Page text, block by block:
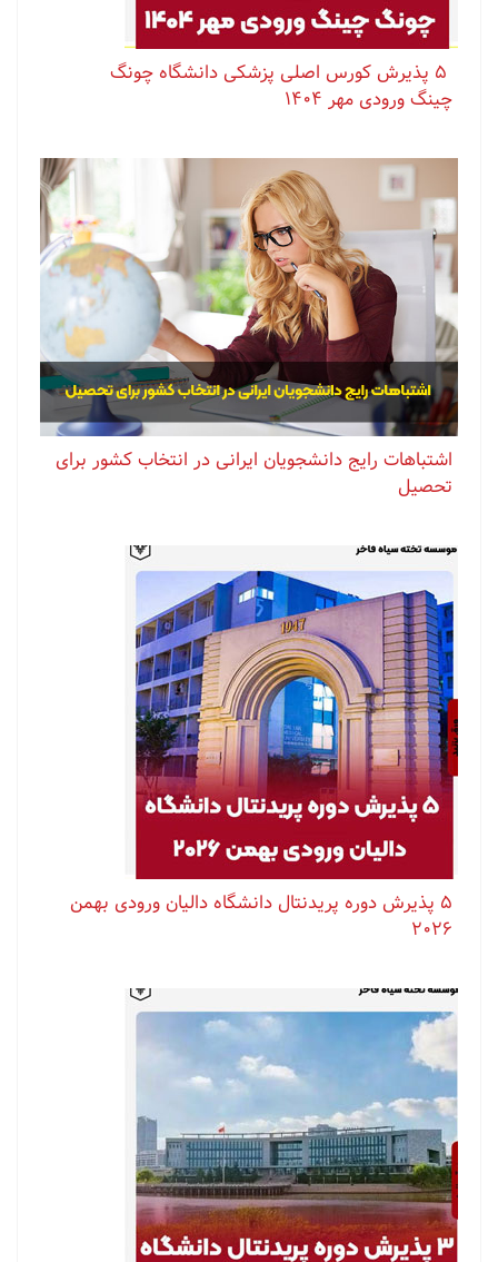
چینگ ورودی مهر ۱۴۰۴
اشتباهات رایج دانشجویان ایرانی در انتخاب کشور برای
تحصیل
۵ پذیرش دوره پریدنتال دانشگاه دالیان ورودی بهمن
۲۰۲۶